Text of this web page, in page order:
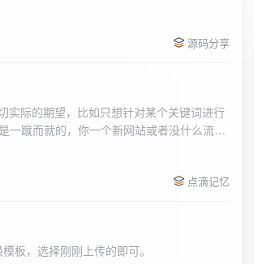
源码分享
实际的期望，比如只想针对某个关键词进行
一蹴而就的，你一个新网站或者没什么流量
点滴记忆
板，选择刚刚上传的即可。